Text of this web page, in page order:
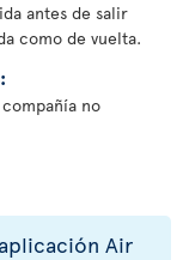
antes de salir
como de vuelta.
no
Air